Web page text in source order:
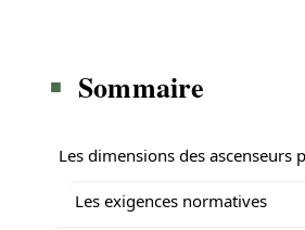
Sommaire
Les dimensions des ascenseurs
Les exigences normatives